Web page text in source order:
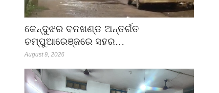
କେନ୍ଦୁଝର ବନଖଣ୍ଡ ଅନ୍ତର୍ଗତ
ଚମ୍ପୁଆରେଞ୍ଜରେ ସହର…
August 9, 2026